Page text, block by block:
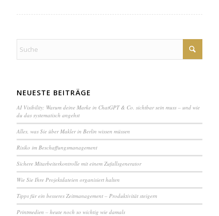
NEUESTE BEITRÄGE
AI Visibility: Warum deine Marke in ChatGPT & Co. sichtbar sein muss – und wie
du das systematisch angehst
Alles, was Sie über Makler in Berlin wissen müssen
Ri­si­ko im Be­schaf­fungs­ma­na­ge­ment
Sichere Mit­ar­bei­ter­kon­trol­le mit einem Zuf­alls­ge­ne­ra­tor
Wie Sie Ihre Pro­jekt­da­tei­en or­ga­ni­siert halten
Tipps für ein besseres Zeit­ma­na­ge­ment – Pro­duk­ti­vi­tät steigern
Printmedien – heute noch so wichtig wie damals